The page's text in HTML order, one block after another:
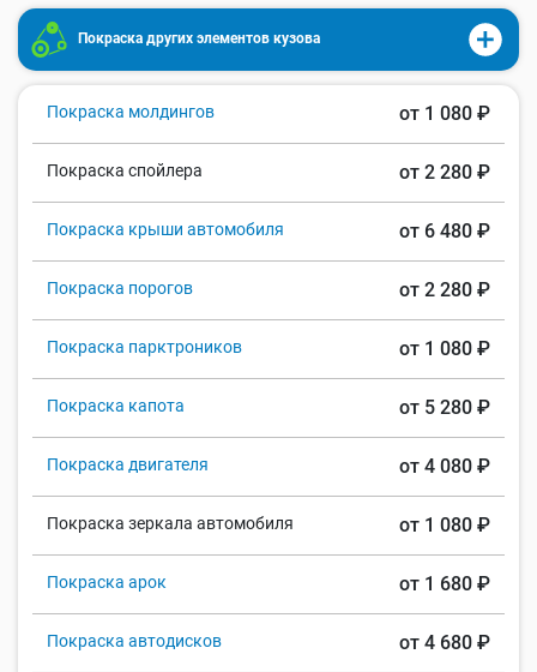
Покраска других элементов кузова
Покраска молдингов от 1 080 ₽
Покраска спойлера от 2 280 ₽
Покраска крыши автомобиля от 6 480 ₽
Покраска порогов от 2 280 ₽
Покраска парктроников от 1 080 ₽
Покраска капота от 5 280 ₽
Покраска двигателя от 4 080 ₽
Покраска зеркала автомобиля от 1 080 ₽
Покраска арок от 1 680 ₽
Покраска автодисков от 4 680 ₽